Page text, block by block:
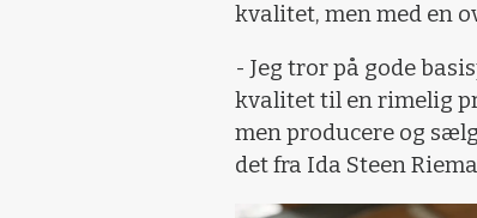
kvalitet, men med en
- Jeg tror på gode
kvalitet til en rimelig
men producere og
det fra Ida Steen